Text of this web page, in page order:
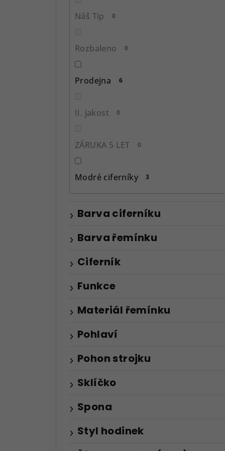
Náš Tip 0
Rozbaleno 0
Prodejna 6
II. jakost 0
ZÁRUKA 5 LET 0
Modré ciferníky 3
Barva ciferníku
Barva řemínku
Ciferník
Funkce
Materiál řemínku
Pohlaví
Pohon strojku
Sklíčko
Spona
Styl hodinek